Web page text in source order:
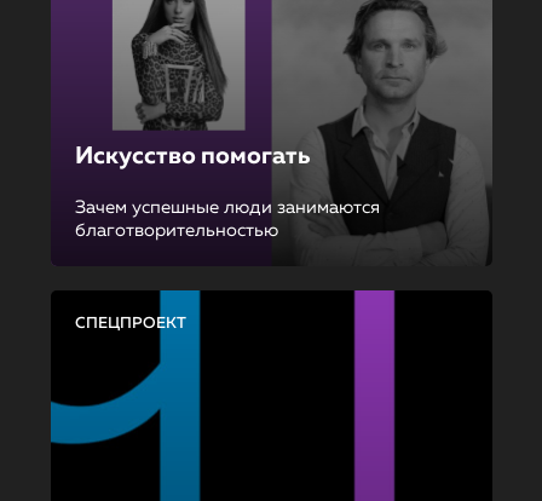
Искусство помогать
Зачем успешные люди занимаются
благотворительностью
СПЕЦПРОЕКТ